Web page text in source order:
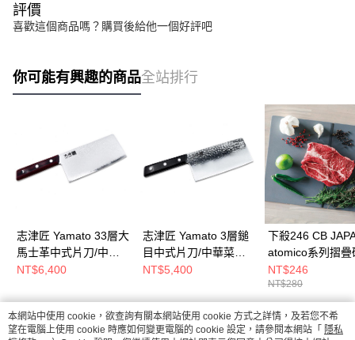
評價
喜歡這個商品嗎？購買後給他一個好評吧
你可能有興趣的商品全站排行
志津匠 Yamato 33層大
馬士革中式片刀/中式
片刀/大馬士革刀/日本
NT$6,400
志津匠 Yamato 3層鎚
目中式片刀/中華菜刀/
中式片刀/日本刀具
NT$5,400
下殺246 CB
atomico系列摺疊
深灰/摺疊砧板/料
板/廚房用具
26Aug001
NT$246
NT$280
熱門標籤
本網站中使用 cookie，欲查詢有關本網站使用 cookie 方式之詳情，及若您不希
望在電腦上使用 cookie 時應如何變更電腦的 cookie 設定，請參閱本網站「 隱私